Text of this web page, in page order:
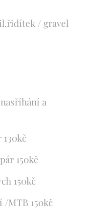
/ gravel
a
150kč
150kč
MTB 150kč